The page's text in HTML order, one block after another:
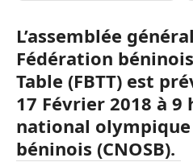
L’assemblée
Fédération
Table (FBTT) est
17 Février 2018 à 9
national
béninois (CNOSB).